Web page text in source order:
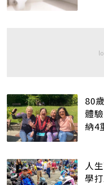
80
體
納4
人
學